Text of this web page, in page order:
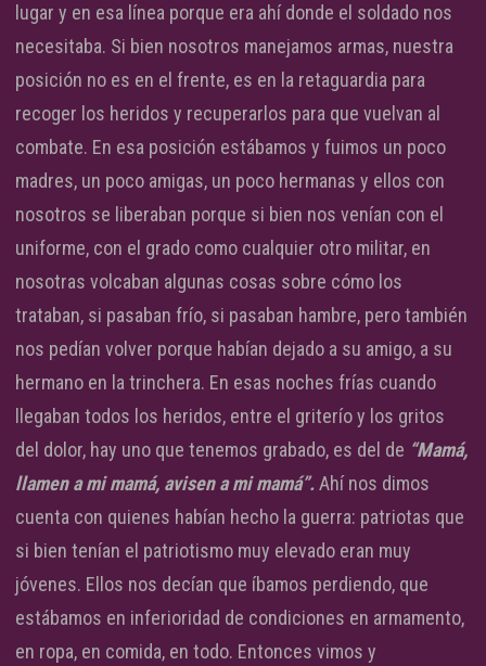
lugar y en esa línea porque era ahí donde el soldado nos
necesitaba. Si bien nosotros manejamos armas, nuestra
posición no es en el frente, es en la retaguardia para
recoger los heridos y recuperarlos para que vuelvan al
combate. En esa posición estábamos y fuimos un poco
madres, un poco amigas, un poco hermanas y ellos con
nosotros se liberaban porque si bien nos venían con el
uniforme, con el grado como cualquier otro militar, en
nosotras volcaban algunas cosas sobre cómo los
trataban, si pasaban frío, si pasaban hambre, pero también
nos pedían volver porque habían dejado a su amigo, a su
hermano en la trinchera. En esas noches frías cuando
llegaban todos los heridos, entre el griterío y los gritos
del dolor, hay uno que tenemos grabado, es del de “Mamá,
llamen a mi mamá, avisen a mi mamá”.Ahí nos dimos
cuenta con quienes habían hecho la guerra: patriotas que
si bien tenían el patriotismo muy elevado eran muy
jóvenes. Ellos nos decían que íbamos perdiendo, que
estábamos en inferioridad de condiciones en armamento,
en ropa, en comida, en todo. Entonces vimos y